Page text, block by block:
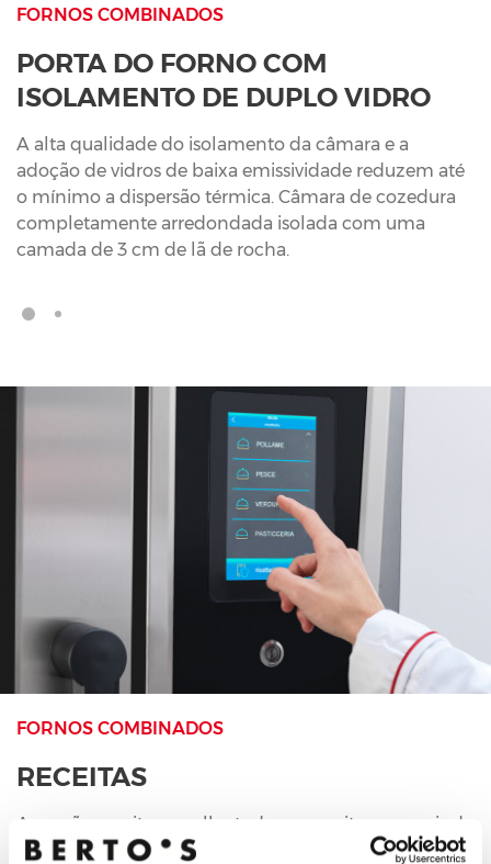
FORNOS COMBINADOS
PORTA DO FORNO COM
ISOLAMENTO DE DUPLO VIDRO
A alta qualidade do isolamento da câmara e a
adoção de vidros de baixa emissividade reduzem até
o mínimo a dispersão térmica. Câmara de cozedura
completamente arredondada isolada com uma
camada de 3 cm de lã de rocha.
FORNOS COMBINADOS
RECEITAS
A secção receitas recolhe todas as receitas pessoais do
utilizador e as receitas prontas OEM, elaboradas em